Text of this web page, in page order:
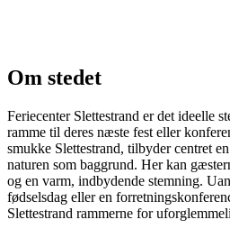
Om stedet
Feriecenter Slettestrand er det ideelle
ramme til deres næste fest eller
smukke Slettestrand, tilbyder centret
naturen som baggrund. Her kan
og en varm, indbydende stemning.
fødselsdag eller en
Slettestrand rammerne for